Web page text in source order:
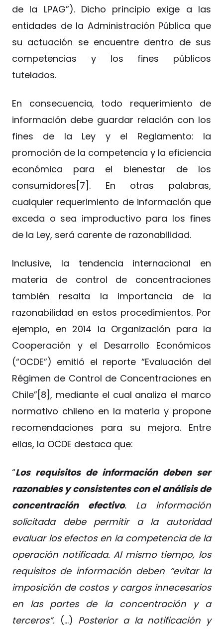
de la LPAG”). Dicho principio exige a las
entidades de la Administración Pública que
su actuación se encuentre dentro de sus
competencias y los fines públicos
tutelados.
En consecuencia, todo requerimiento de
información debe guardar relación con los
fines de la Ley y el Reglamento: la
promoción de la competencia y la eficiencia
económica para el bienestar de los
consumidores[7]. En otras palabras,
cualquier requerimiento de información que
exceda o sea improductivo para los fines
de la Ley, será carente de razonabilidad.
Inclusive, la tendencia internacional en
materia de control de concentraciones
también resalta la importancia de la
razonabilidad en estos procedimientos. Por
ejemplo, en 2014 la Organización para la
Cooperación y el Desarrollo Económicos
(“OCDE”) emitió el reporte “Evaluación del
Régimen de Control de Concentraciones en
Chile”[8], mediante el cual analiza el marco
normativo chileno en la materia y propone
recomendaciones para su mejora. Entre
ellas, la OCDE destaca que:
“Los requisitos de información deben ser
razonables y consistentes con el análisis de
concentración efectivo. La información
solicitada debe permitir a la autoridad
evaluar los efectos en la competencia de la
operación notificada. Al mismo tiempo, los
requisitos de información deben “evitar la
imposición de costos y cargos innecesarios
en las partes de la concentración y a
terceros”. (…) Posterior a la notificación y